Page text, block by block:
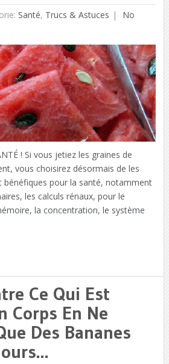
Santé, Trucs & Astuces
No
! Si vous jetiez les graines de
vous choisirez désormais de les
bénéfiques pour la santé, notamment
les calculs rénaux, pour le
la concentration, le système
Ce Qui Est
Corps En Ne
Des Bananes